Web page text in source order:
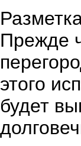
Прежде
этого
будет